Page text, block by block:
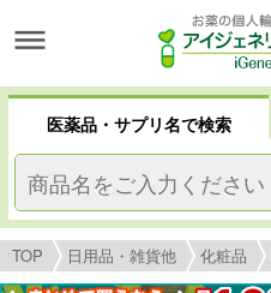
医薬品・サプリ名で検索
TOP 日用品・雑貨他 化粧品